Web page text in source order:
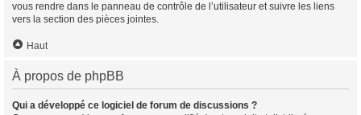
vous rendre dans le panneau de contrôle de l’utilisateur et suivre les liens
vers la section des pièces jointes.
Haut
À propos de phpBB
Qui a développé ce logiciel de forum de discussions ?